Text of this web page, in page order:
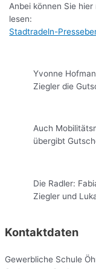
Anbei können Sie
lesen:
Stadtradeln-
Yvonne
Ziegler die
Auch
übergibt
Die Radler:
Ziegler und
Kontaktdaten
Gewerbliche Schule